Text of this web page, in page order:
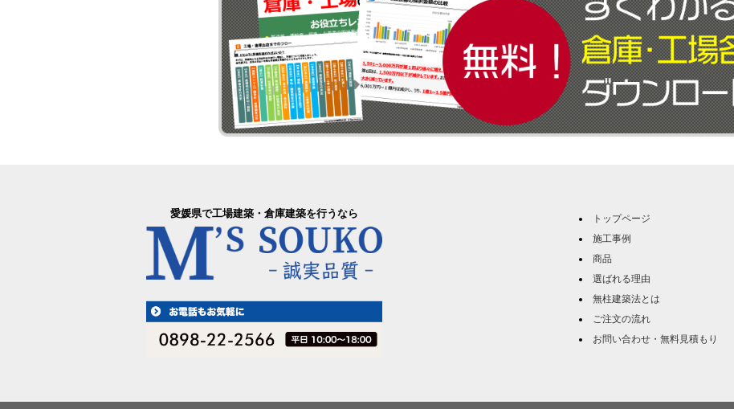
愛媛県で工場建築・倉庫建築を行うなら
トップページ
施工事例
商品
選ばれる理由
無柱建築法とは
ご注文の流れ
お問い合わせ・無料見積もり